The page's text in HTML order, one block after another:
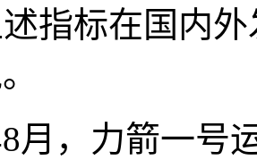
指标在国内
，力箭一号运